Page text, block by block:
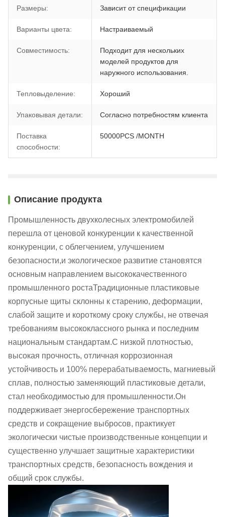
Размеры: Зависит от спецификации
Варианты цвета: Настраиваемый
Совместимость:
Подходит для нескольких
моделей продуктов для
наружного использования.
Тепловыделение: Хороший
Упаковывая детали: Согласно потребностям клиента
Поставка
способности:
50000PCS /MONTH
Описание продукта
Промышленность двухколесных электромобилей
перешла от ценовой конкуренции к качественной
конкуренции, с облегчением, улучшением
безопасности,и экологическое развитие становятся
основным направлением высококачественного
промышленного ростаТрадиционные пластиковые
корпусные щиты склонны к старению, деформации,
слабой защите и короткому сроку службы, не отвечая
требованиям высококлассного рынка и последним
национальным стандартам.С низкой плотностью,
высокая прочность, отличная коррозионная
устойчивость и 100% перерабатываемость, магниевый
сплав, полностью заменяющий пластиковые детали,
стал необходимостью для промышленности.Он
поддерживает энергосбережение транспортных
средств и сокращение выбросов, практикует
экологически чистые производственные концепции и
существенно улучшает защитные характеристики
транспортных средств, безопасность вождения и
общий срок службы.